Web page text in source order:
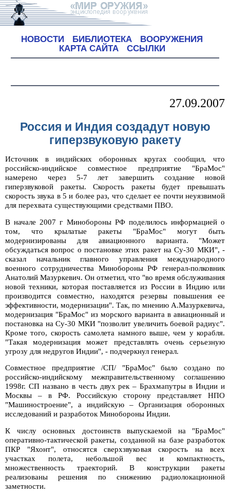
НОВОСТИ БИБЛИОТЕКА
ВООРУЖЕНИЯ
КАРТА САЙТА
ССЫЛКИ
27.09.2007
Россия и Индия создадут новую
гиперзвуковую ракету
Источник в индийских оборонных кругах сообщил, что
российско-индийское совместное предприятие "БраМос"
намерено через 5-7 лет завершить создание новой
гиперзвуковой ракеты. Скорость ракеты будет превышать
скорость звука в 5 и более раз, что сделает ее почти неуязвимой
для перехвата существующими средствами ПВО.
В начале 2007 г Минобороны РФ поделилось информацией о
том, что крылатые ракеты "БраМос" могут быть
модернизированы для авиационного варианта. "Может
обсуждаться вопрос о постановке этих ракет на Су-30 МКИ", -
сказал начальник главного управления международного
военного сотрудничества Минобороны РФ генерал-полковник
Анатолий Мазуркевич. Он отметил, что "во время обслуживания
новой техники, которая поставляется из России в Индию или
производится совместно, находятся резервы повышения ее
эффективности, модернизации". Так, по мнению А.Мазуркевича,
модернизация "БраМос" из морского варианта в авиационный и
постановка на Су-30 МКИ "позволит увеличить боевой радиус".
Кроме того, скорость самолета намного выше, чем у корабля.
"Такая модернизация может представлять очень серьезную
угрозу для недругов Индии", - подчеркнул генерал.
Совместное предприятие /СП/ "БраМос" было создано по
российско-индийскому межправительственному соглашению
1998г. СП названо в честь двух рек – Брахмапутры в Индии и
Москвы – в РФ. Российскую сторону представляет НПО
"Машиностроение", а индийскую – Организация оборонных
исследований и разработок Минобороны Индии.
К числу основных достоинств выпускаемой на "БраМос"
оперативно-тактической ракеты, созданной на базе разработок
ПКР "Яхонт", относятся сверхзвуковая скорость на всех
участках полета, небольшой вес и компактность,
множественность траекторий. В конструкции ракеты
реализованы решения по снижению радиолокационной
заметности.